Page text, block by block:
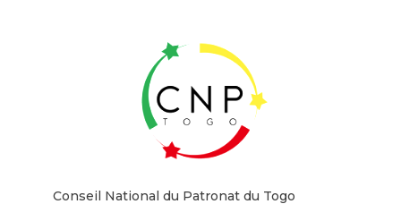
Conseil National du Patronat du Togo